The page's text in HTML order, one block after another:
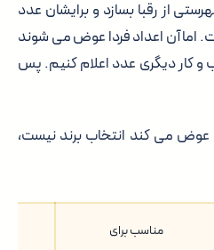
از رقبا بسازد و برایشان عدد
اما آن اعداد فردا عوض می شوند
کار دیگری عدد اعلام کنیم. پس
عوض می کند انتخاب برند نیست،
مناسب برای